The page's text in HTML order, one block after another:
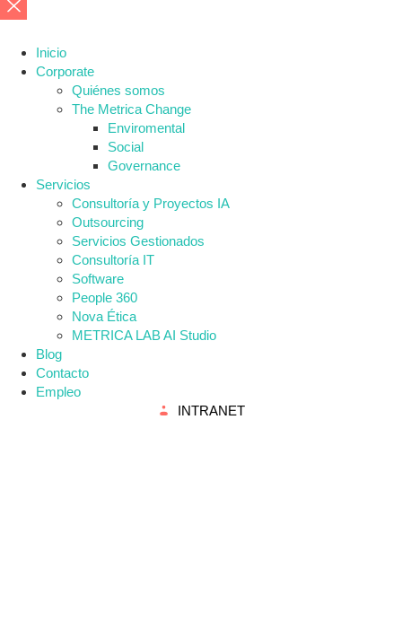
Inicio
Corporate
Quiénes somos
The Metrica Change
Enviromental
Social
Governance
Servicios
Consultoría y Proyectos IA
Outsourcing
Servicios Gestionados
Consultoría IT
Software
People 360
Nova Ética
METRICA LAB AI Studio
Blog
Contacto
Empleo
INTRANET